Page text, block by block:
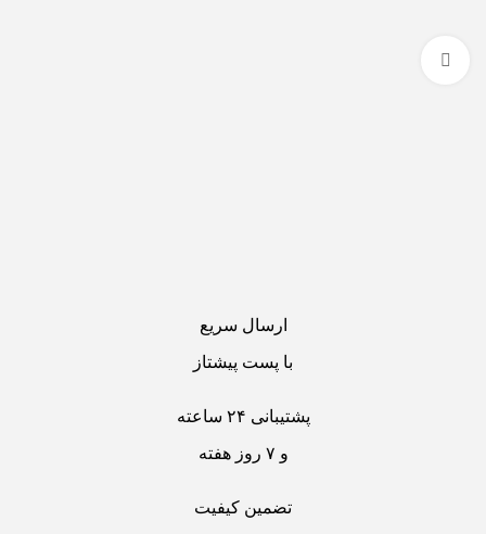
ارسال سریع
با پست پیشتاز
پشتیبانی ۲۴ ساعته
و ۷ روز هفته
تضمین کیفیت